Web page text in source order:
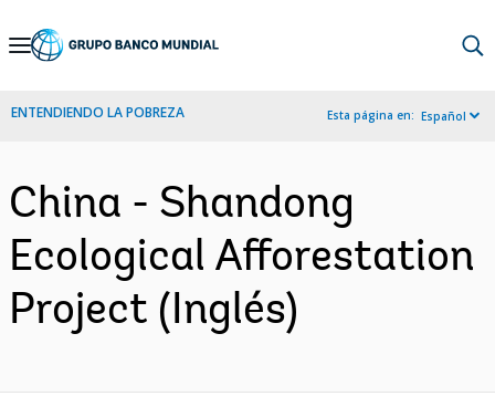
Skip
Navigation
ENTENDIENDO LA POBREZA Esta página en: Español
China - Shandong
Ecological Afforestation
Project (Inglés)